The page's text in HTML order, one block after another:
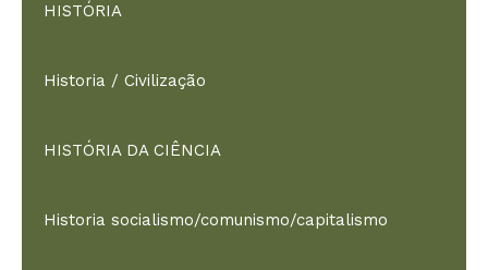
HISTÓRIA
Historia / Civilização
HISTÓRIA DA CIÊNCIA
Historia socialismo/comunismo/capitalismo